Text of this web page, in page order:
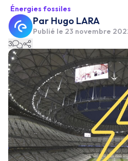
Énergies fossiles
Par Hugo LARA
Publié le 23 novembre
3